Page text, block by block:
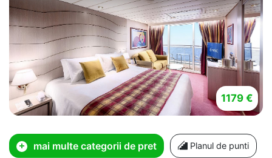
1179 €
mai multe categorii de pret Planul de punti